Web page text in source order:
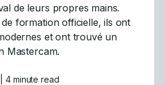
de leurs propres mains.
formation officielle, ils ont
et ont trouvé un
Mastercam.
| 4 minute read